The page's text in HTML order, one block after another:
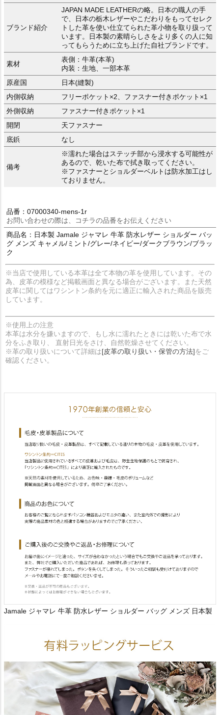
ブランド紹介
JAPAN MADE LEATHERの略。日本の職人の手
で、日本の栃木レザーやこだわりをもってセレク
トした革を使い仕立てられた革小物を取り扱って
います。日本製の素晴らしさをより多くの人に知
ってもらうために立ち上げた自社ブランドです。
素材
表側：牛革(本革)
内装：生地、一部本革
原産国
日本(縫製)
内側収納
フリーポケット×2、ファスナー付きポケット×1
外側収納
ファスナー付きポケット×1
開閉
天ファスナー
底鋲
なし
備考
※濡れた場合はステッチ部から浸水する可能性が
あるので、乾いた布で拭き取ってください。
※ファスナーとショルダーベルトは防水加工はし
ておりません。
品番：07000340-mens-1r
お問い合わせの際は、コチラの品番をお伝えください
商品名：日本製 Jamale ジャマレ 牛革 防水レザー ショルダー バッ
グ メンズ キャメル/ミント/グレー/ネイビー/ダークブラウン/ブラッ
ク
※当店で使用している本革は全て本物の革を使用しています。その
為、皮革の模様など掲載画面と異なる場合がございます。また天然
皮革に関してはワシントン条約を元に適正に輸入された商品を販売
しています。
※使用上の注意
本革は水分を嫌いますので、もし水に濡れたときには乾いた布で水
分をふき取り、 直射日光をさけ、自然乾燥させてください。
※革の取り扱いについて詳細は[皮革の取り扱い・保管の方法]をご
確認ください。
Jamale ジャマレ 牛革 防水レザー ショルダー バッグ メンズ 日本製